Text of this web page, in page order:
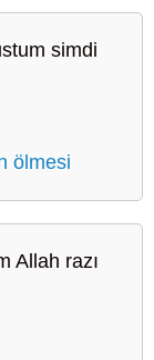
simdi
ölmesi
Allah razı